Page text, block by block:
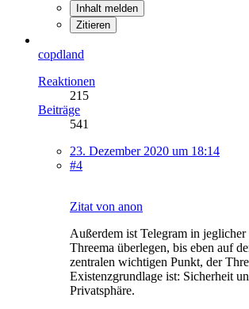
Inhalt melden
Zitieren
copdland
Reaktionen
215
Beiträge
541
23. Dezember 2020 um 18:14
#4
Zitat von anon
Außerdem ist Telegram in
Threema überlegen, bis eben auf
zentralen wichtigen Punkt, der
Existenzgrundlage ist: Sicherheit
Privatsphäre.